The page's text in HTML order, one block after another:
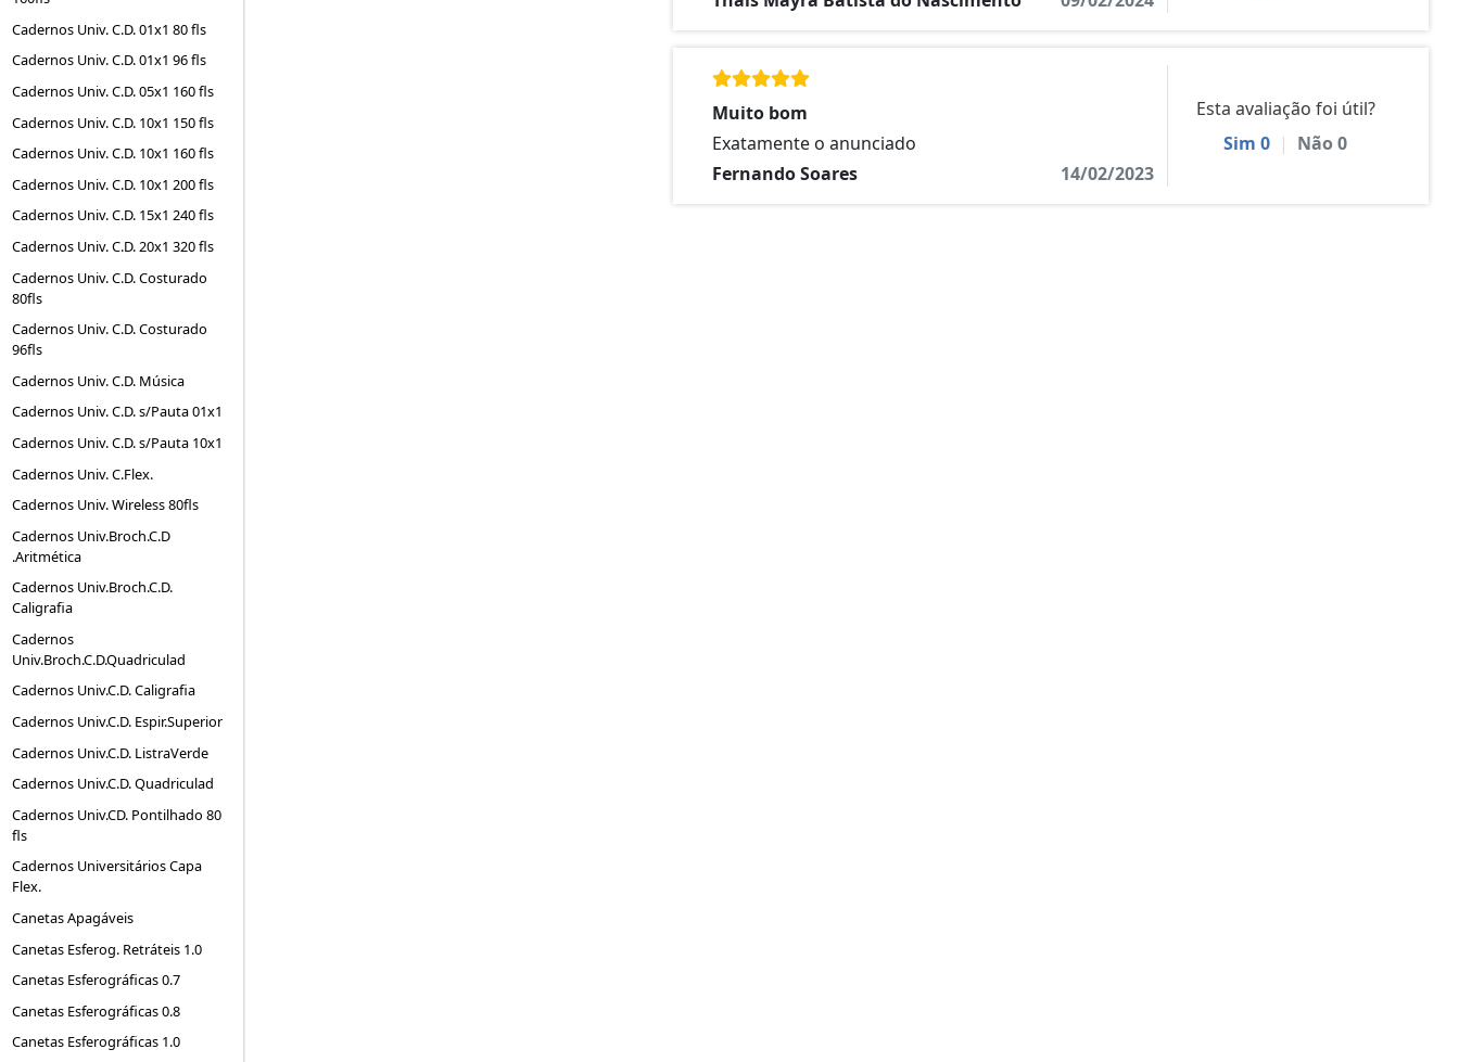
Cadernos Univ. C.D. 01x1 80 fls
Cadernos Univ. C.D. 01x1 96 fls
Cadernos Univ. C.D. 05x1 160 fls
Cadernos Univ. C.D. 10x1 150 fls
Cadernos Univ. C.D. 10x1 160 fls
Cadernos Univ. C.D. 10x1 200 fls
Cadernos Univ. C.D. 15x1 240 fls
Cadernos Univ. C.D. 20x1 320 fls
Cadernos Univ. C.D. Costurado
80fls
Cadernos Univ. C.D. Costurado
96fls
Cadernos Univ. C.D. Música
Cadernos Univ. C.D. s/Pauta 01x1
Cadernos Univ. C.D. s/Pauta 10x1
Cadernos Univ. C.Flex.
Cadernos Univ. Wireless 80fls
Cadernos Univ.Broch.C.D
.Aritmética
Cadernos Univ.Broch.C.D.
Caligrafia
Cadernos
Univ.Broch.C.D.Quadriculad
Cadernos Univ.C.D. Caligrafia
Cadernos Univ.C.D. Espir.Superior
Cadernos Univ.C.D. ListraVerde
Cadernos Univ.C.D. Quadriculad
Cadernos Univ.CD. Pontilhado 80
fls
Cadernos Universitários Capa
Flex.
Canetas Apagáveis
Canetas Esferog. Retráteis 1.0
Canetas Esferográficas 0.7
Canetas Esferográficas 0.8
Canetas Esferográficas 1.0
Muito bom
Exatamente o anunciado
Fernando Soares
14/02/2023
Esta avaliação foi útil?
Sim 0 | Não0